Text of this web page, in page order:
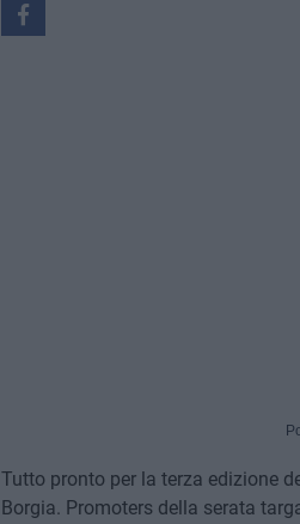
Tutto pronto per la terza edizione
Borgia. Promoters della serata